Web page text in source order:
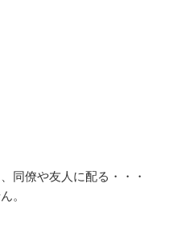
同僚や友人に配る・・・
。